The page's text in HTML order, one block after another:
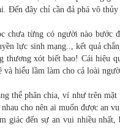
Đến đây chỉ cần đả phá vô
chưa từng có người nào
lực sinh mạng.., kết quả
thương xót biết bao! Cái hiệu
và hiểu lầm làm cho cả loài
thể phân chia, ví như trên mặt
cho nên ai muốn được an
giác đến sự an vui nhiều